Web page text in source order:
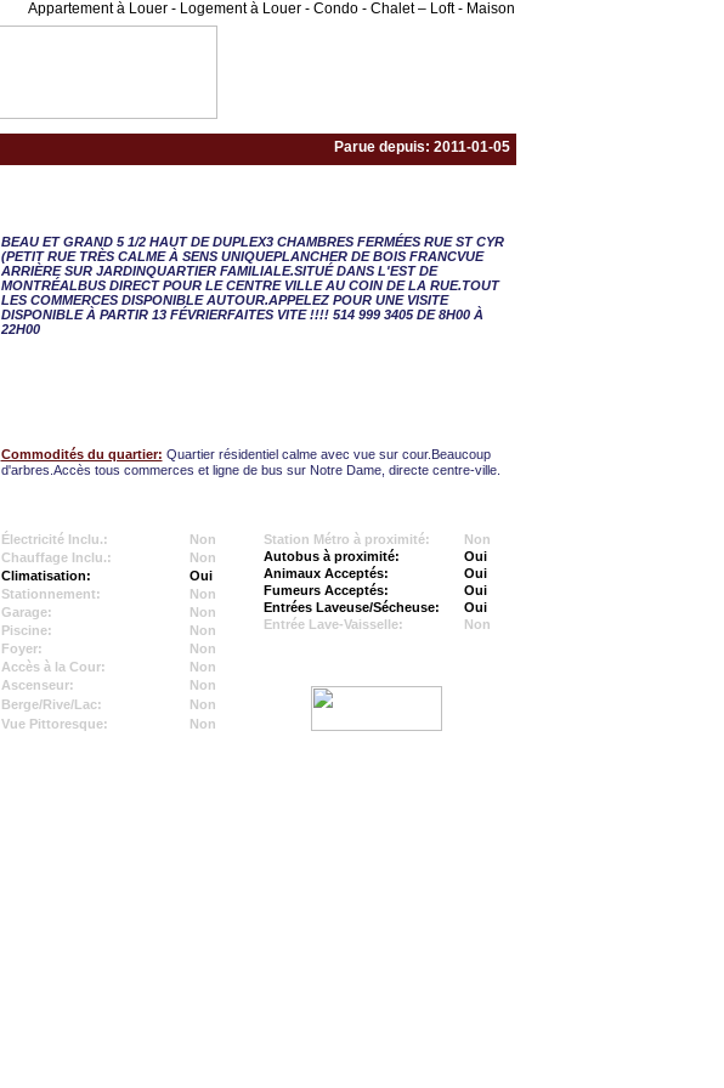
Appartement à Louer - Logement à Louer - Condo - Chalet – Loft - Maison
Parue depuis: 2011-01-05
BEAU ET GRAND 5 1/2 HAUT DE DUPLEX3 CHAMBRES FERMÉES RUE ST CYR
(PETIT RUE TRÈS CALME À SENS UNIQUEPLANCHER DE BOIS FRANCVUE
ARRIÈRE SUR JARDINQUARTIER FAMILIALE.SITUÉ DANS L'EST DE
MONTRÉALBUS DIRECT POUR LE CENTRE VILLE AU COIN DE LA RUE.TOUT
LES COMMERCES DISPONIBLE AUTOUR.APPELEZ POUR UNE VISITE
DISPONIBLE À PARTIR 13 FÉVRIERFAITES VITE !!!! 514 999 3405 DE 8H00 À
22H00
Commodités du quartier: Quartier résidentiel calme avec vue sur cour.Beaucoup
d'arbres.Accès tous commerces et ligne de bus sur Notre Dame, directe centre-ville.
Électricité Inclu.:
Non
Chauffage Inclu.:
Non
Climatisation:
Oui
Stationnement:
Non
Garage:
Non
Piscine:
Non
Foyer:
Non
Accès à la Cour:
Non
Ascenseur:
Non
Berge/Rive/Lac:
Non
Vue Pittoresque:
Non
Station Métro à proximité:
Non
Autobus à proximité:
Oui
Animaux Acceptés:
Oui
Fumeurs Acceptés:
Oui
Entrées Laveuse/Sécheuse:
Oui
Entrée Lave-Vaisselle:
Non